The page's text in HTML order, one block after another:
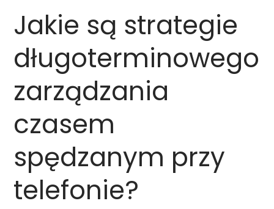
Jakie są strategie
długoterminowego
zarządzania
czasem
spędzanym przy
telefonie?